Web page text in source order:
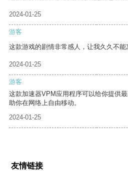
2024-01-25
游客
这款游戏的剧情非常感人，让我久久不能
2024-01-25
游客
这款加速器VPM应用程序可以给你提供
助你在网络上自由移动。
2024-01-25
友情链接